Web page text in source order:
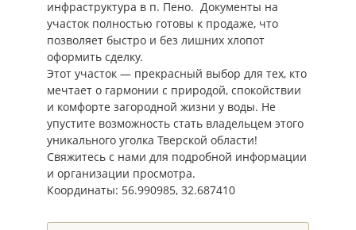
инфраструктура в п. Пено. Документы на
участок полностью готовы к продаже, что
позволяет быстро и без лишних хлопот
оформить сделку.
Этот участок — прекрасный выбор для тех, кто
мечтает о гармонии с природой, спокойствии
и комфорте загородной жизни у воды. Не
упустите возможность стать владельцем этого
уникального уголка Тверской области!
Свяжитесь с нами для подробной информации
и организации просмотра.
Координаты: 56.990985, 32.687410